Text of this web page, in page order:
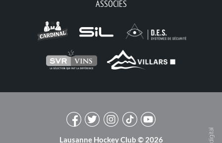
ASSOCIÉS
Lausanne Hockey Club © 2026